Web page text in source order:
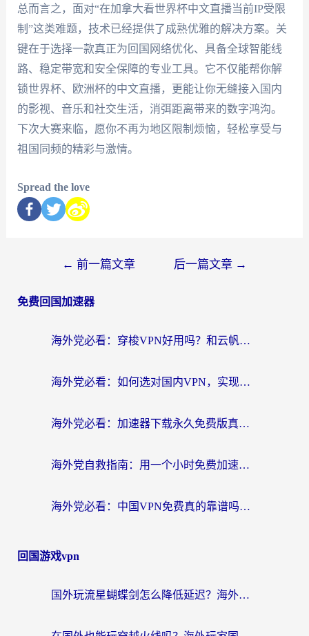
总而言之，面对“在加拿大看世界杯中文直播当前IP受限
制”这类难题，技术已经提供了成熟优雅的解决方案。关
键在于选择一款真正为回国网络优化、具备全球智能线
路、稳定带宽和安全保障的专业工具。它不仅能帮你解
锁世界杯、欧洲杯的中文直播，更能让你无缝接入国内
的影视、音乐和社交生活，消弭距离带来的数字鸿沟。
下次大赛来临，愿你不再为地区限制烦恼，轻松享受与
祖国同频的精彩与激情。
Spread the love
← 前一篇文章 后一篇文章 →
免费回国加速器
海外党必看：穿梭VPN好用吗？和云帆VPN对比哪个回国效果更好？附真实测评+避坑指南
海外党必看：如何选对国内VPN，实现无缝访问国内资源？
海外党必看：加速器下载永久免费版真的存在吗？教你无缝访问国内资源的正确姿势
海外党自救指南：用一个小时免费加速器，轻松打破国内资源访问壁垒？
海外党必看：中国VPN免费真的靠谱吗？手把手教你选对回国加速器
回国游戏vpn
国外玩流星蝴蝶剑怎么降低延迟？海外党必看的加速秘籍（含欧洲鸣潮&彩虹岛优化攻略）